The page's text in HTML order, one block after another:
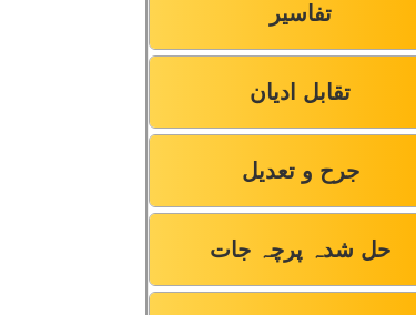
تفاسیر
تقابل ادیان
جرح و تعدیل
حل شدہ پرچہ جات